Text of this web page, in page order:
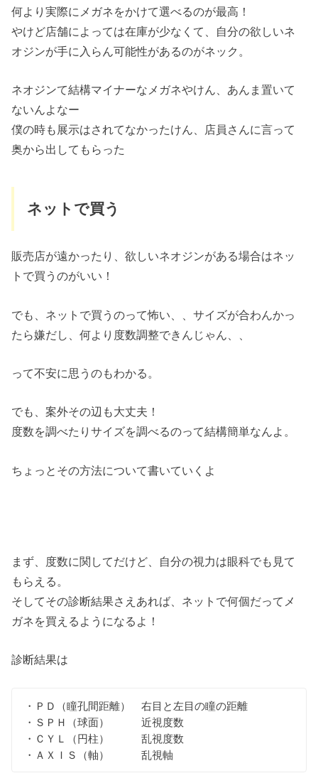
何より実際にメガネをかけて選べるのが最高！
やけど店舗によっては在庫が少なくて、自分の欲しいネ
オジンが手に入らん可能性があるのがネック。
ネオジンて結構マイナーなメガネやけん、あんま置いて
ないんよなー
僕の時も展示はされてなかったけん、店員さんに言って
奥から出してもらった
ネットで買う
販売店が遠かったり、欲しいネオジンがある場合はネッ
トで買うのがいい！
でも、ネットで買うのって怖い、、サイズが合わんかっ
たら嫌だし、何より度数調整できんじゃん、、
って不安に思うのもわかる。
でも、案外その辺も大丈夫！
度数を調べたりサイズを調べるのって結構簡単なんよ。
ちょっとその方法について書いていくよ
まず、度数に関してだけど、自分の視力は眼科でも見て
もらえる。
そしてその診断結果さえあれば、ネットで何個だってメ
ガネを買えるようになるよ！
診断結果は
・ＰＤ（瞳孔間距離） 右目と左目の瞳の距離
・ＳＰＨ（球面） 近視度数
・ＣＹＬ（円柱） 乱視度数
・ＡＸＩＳ（軸） 乱視軸